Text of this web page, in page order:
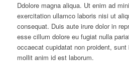
Ddolore magna aliqua. Ut enim ad
exercitation ullamco laboris nisi ut
consequat. Duis aute irure dolor in
esse cillum dolore eu fugiat nulla
occaecat cupidatat non proident,
mollit anim id est laborum.